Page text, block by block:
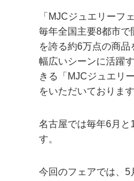
「MJCジュエリーフ
毎年全国主要8都市で
を誇る約6万点の商品
幅広いシーンに活躍
きる「MJCジュエリ
をいただいております
名古屋では毎年6月と
す。
今回のフェアでは、5